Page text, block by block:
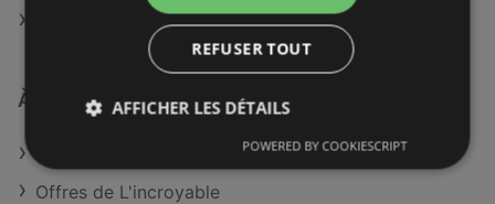
Le roi du matelas à Mantes-la-Jolie
À découvrir aussi
Offres de Le roi du matelas
Offres de L'incroyable
REFUSER TOUT
AFFICHER LES DÉTAILS
POWERED BY COOKIESCRIPT